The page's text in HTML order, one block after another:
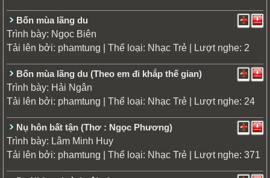
Bốn mùa lãng du
Trình bày: Ngọc Biên
Tải lên bởi: phamtung | Thể loại: Nhạc Trẻ | Lượt nghe: 2
Bốn mùa lãng du (Theo em đi khắp thế gian)
Trình bày: Hải Ngân
Tải lên bởi: phamtung | Thể loại: Nhạc Trẻ | Lượt nghe: 24
Nụ hôn bất tận (Thơ : Ngọc Phương)
Trình bày: Lâm Minh Huy
Tải lên bởi: phamtung | Thể loại: Nhạc Trẻ | Lượt nghe: 371